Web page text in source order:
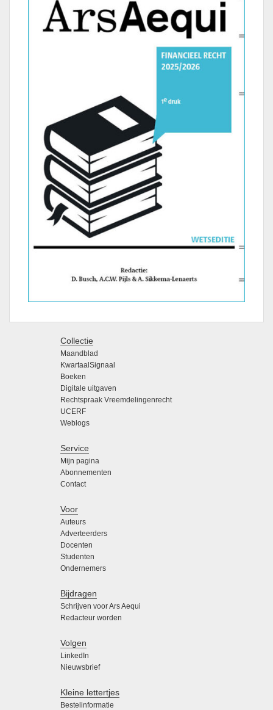
Collectie
Maandblad
KwartaalSignaal
Boeken
Digitale uitgaven
Rechtspraak Vreemdelingenrecht
UCERF
Weblogs
Service
Mijn pagina
Abonnementen
Contact
Voor
Auteurs
Adverteerders
Docenten
Studenten
Ondernemers
Bijdragen
Schrijven voor Ars Aequi
Redacteur worden
Volgen
LinkedIn
Nieuwsbrief
Kleine lettertjes
Bestelinformatie